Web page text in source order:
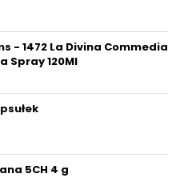
- 1472 La Divina Commedia
Spray 120Ml
5CH 4 g